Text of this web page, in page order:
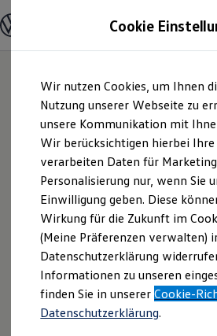
Hauptinhalt
springen
Footer
springen
Modelle und Konfigurator
Konfigurator
Modelle vergleichen
Elektroautos
ENERGY Sondermodelle
Nutzfahrzeuge
SUV und CUV
Familienautos
Kombis
Kompaktwagen
Sportwagen
Schnell verfügbare Fahrzeuge
Angebote und Produkte
Aktuelle Angebote
E-Auto-Förderung
Volkswagen Marktplatz
Die ENERGY Sondermodelle
Junge Gebrauchtwagen
Volkswagen
Elektromobilität bei
Autohaus
GmbH |
&
Hier finden Sie
(Autohaus Liliensiek
verantwortlichen
und Angeboten, die auf
Cookie
Wir nutzen Cookies, um Ihnen
Nutzung unserer Webseite zu
unsere Kommunikation mit
Wir berücksichtigen hierbei Ihre
verarbeiten Daten für
Personalisierung nur, wenn Sie
Einwilligung geben. Diese
Wirkung für die Zukunft im
(Meine Präferenzen verwalten)
Datenschutzerklärung
Informationen zu unseren
finden Sie in unsererCookie-
Datenschutzerklärung.